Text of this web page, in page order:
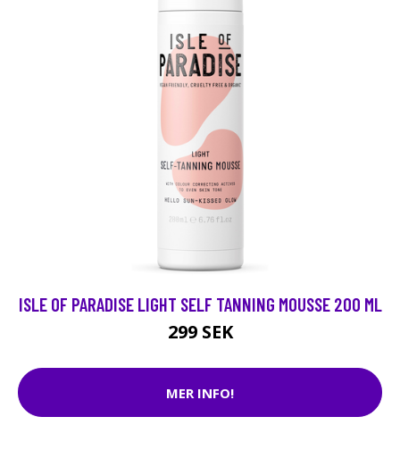
ISLE OF PARADISE LIGHT SELF TANNING MOUSSE 200 ML
299 SEK
MER INFO!